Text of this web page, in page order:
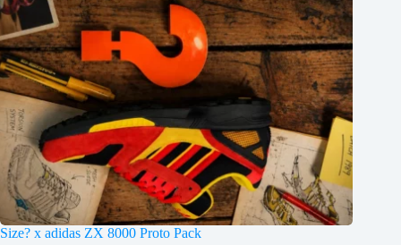
Size? x adidas ZX 8000 Proto Pack